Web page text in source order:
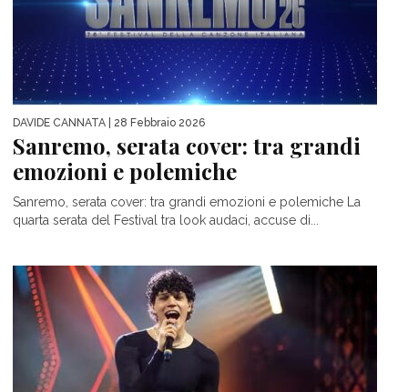
DAVIDE CANNATA | 28 Febbraio 2026
Sanremo, serata cover: tra grandi
emozioni e polemiche
Sanremo, serata cover: tra grandi emozioni e polemiche La
quarta serata del Festival tra look audaci, accuse di...